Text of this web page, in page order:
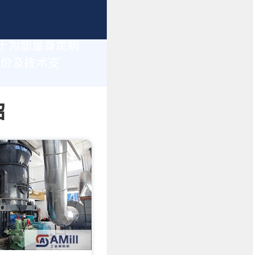
及技术支